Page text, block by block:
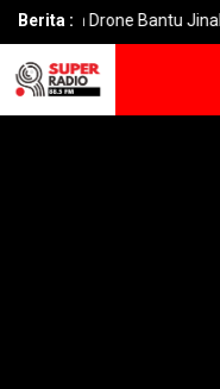
Berita :
Drone Bantu Jinakkan